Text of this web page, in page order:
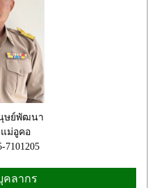
ษย์พัฒนา
ม่อูคอ
7101205
คลากร